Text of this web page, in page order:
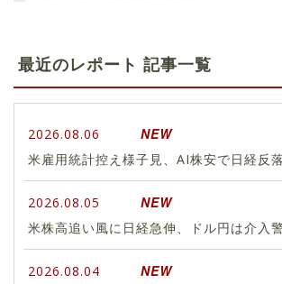
最近のレポート 記事一覧
2026.08.06 NEW
米雇用統計控え様子見、AI株安で日経反落
2026.08.05 NEW
米株高追い風に日経急伸、ドル円は介入
2026.08.04 NEW